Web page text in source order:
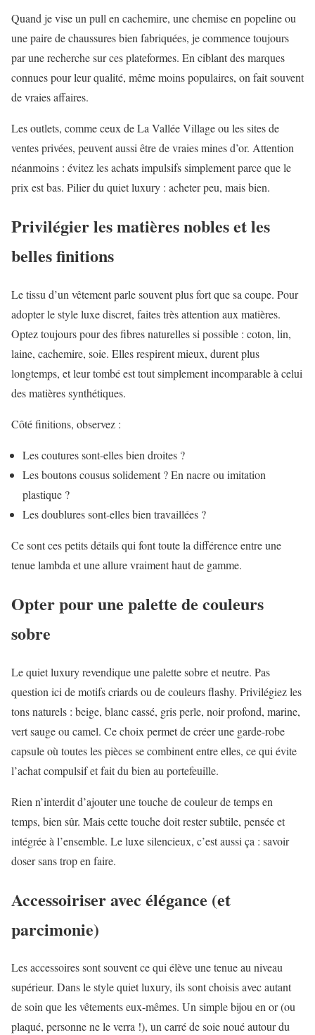
Quand je vise un pull en cachemire, une chemise en popeline ou
une paire de chaussures bien fabriquées, je commence toujours
par une recherche sur ces plateformes. En ciblant des marques
connues pour leur qualité, même moins populaires, on fait souvent
de vraies affaires.
Les outlets, comme ceux de La Vallée Village ou les sites de
ventes privées, peuvent aussi être de vraies mines d’or. Attention
néanmoins : évitez les achats impulsifs simplement parce que le
prix est bas. Pilier du quiet luxury : acheter peu, mais bien.
Privilégier les matières nobles et les
belles finitions
Le tissu d’un vêtement parle souvent plus fort que sa coupe. Pour
adopter le style luxe discret, faites très attention aux matières.
Optez toujours pour des fibres naturelles si possible : coton, lin,
laine, cachemire, soie. Elles respirent mieux, durent plus
longtemps, et leur tombé est tout simplement incomparable à celui
des matières synthétiques.
Côté finitions, observez :
Les coutures sont-elles bien droites ?
Les boutons cousus solidement ? En nacre ou imitation
plastique ?
Les doublures sont-elles bien travaillées ?
Ce sont ces petits détails qui font toute la différence entre une
tenue lambda et une allure vraiment haut de gamme.
Opter pour une palette de couleurs
sobre
Le quiet luxury revendique une palette sobre et neutre. Pas
question ici de motifs criards ou de couleurs flashy. Privilégiez les
tons naturels : beige, blanc cassé, gris perle, noir profond, marine,
vert sauge ou camel. Ce choix permet de créer une garde-robe
capsule où toutes les pièces se combinent entre elles, ce qui évite
l’achat compulsif et fait du bien au portefeuille.
Rien n’interdit d’ajouter une touche de couleur de temps en
temps, bien sûr. Mais cette touche doit rester subtile, pensée et
intégrée à l’ensemble. Le luxe silencieux, c’est aussi ça : savoir
doser sans trop en faire.
Accessoiriser avec élégance (et
parcimonie)
Les accessoires sont souvent ce qui élève une tenue au niveau
supérieur. Dans le style quiet luxury, ils sont choisis avec autant
de soin que les vêtements eux-mêmes. Un simple bijou en or (ou
plaqué, personne ne le verra !), un carré de soie noué autour du